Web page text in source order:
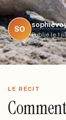
SO
Publié le 1
LE RÉCIT